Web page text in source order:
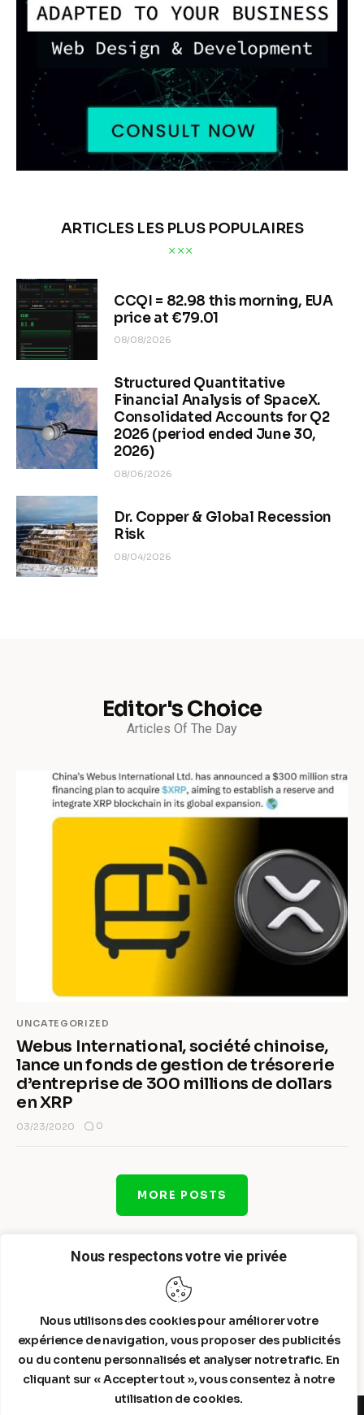
Nous respectons votre vie privée
Nous utilisons des cookies pour améliorer votre
expérience de navigation, vous proposer des publicités
ou du contenu personnalisés et analyser notre trafic. En
cliquant sur « Accepter tout », vous consentez à notre
utilisation de cookies.
ARTICLES LES PLUS POPULAIRES
CCQI = 82.98 this morning, EUA
price at €79.01
08/08/2026
Structured Quantitative
Financial Analysis of SpaceX.
Consolidated Accounts for Q2
2026 (period ended June 30,
2026)
08/06/2026
Dr. Copper & Global Recession
Risk
08/04/2026
Editor's Choice
Articles Of The Day
UNCATEGORIZED
Webus International, société chinoise,
lance un fonds de gestion de trésorerie
d’entreprise de 300 millions de dollars
en XRP
03/23/2020 0
MORE POSTS